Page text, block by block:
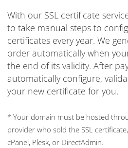
With our SSL certificate
to take manual steps to
certificates every year. We
order automatically when
the end of its validity. After
automatically configure,
your new certificate for you.
* Your domain must be hosted
provider who sold the SSL
cPanel, Plesk, or DirectAdmin.